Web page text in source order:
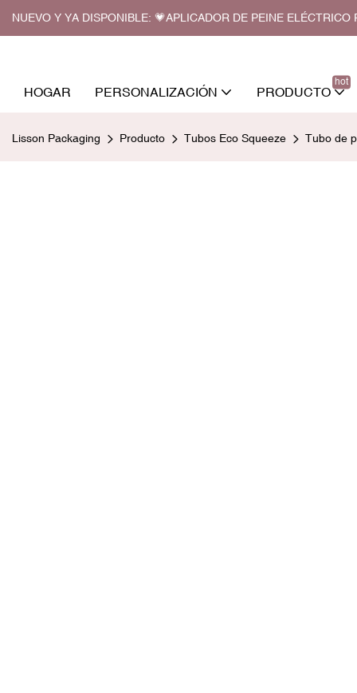
NUEVO Y YA DISPONIBLE: 💗APLICADOR DE PEINE
HOGAR PERSONALIZACIÓN PRODUCTO
hot
Lisson Packaging Producto Tubos Eco Squeeze Tubo de